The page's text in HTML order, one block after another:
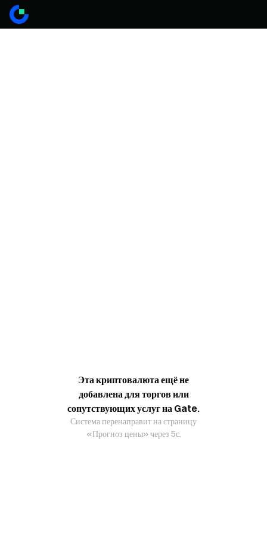
Эта криптовалюта ещё не
добавлена для торгов или
сопутствующих услуг на Gate.
Система перенаправит на страницу
«Прогноз цены» через 5с.